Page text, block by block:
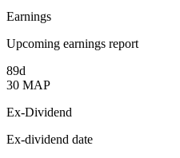
Earnings
Upcoming earnings report
89d
30 ΜΑΡ
Ex-Dividend
Ex-dividend date